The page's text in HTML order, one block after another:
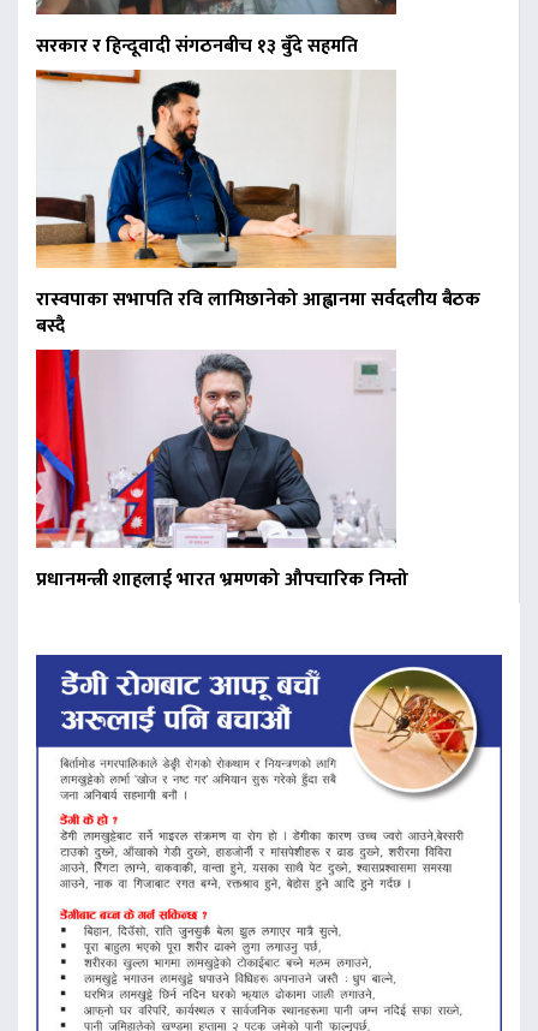
सरकार र हिन्दूवादी संगठनबीच १३ बुँदे सहमति
रास्वपाका सभापति रवि लामिछानेको आह्वानमा सर्वदलीय बैठक
बस्दै
प्रधानमन्त्री शाहलाई भारत भ्रमणको औपचारिक निम्तो